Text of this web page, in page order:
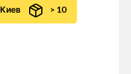
Киев > 10